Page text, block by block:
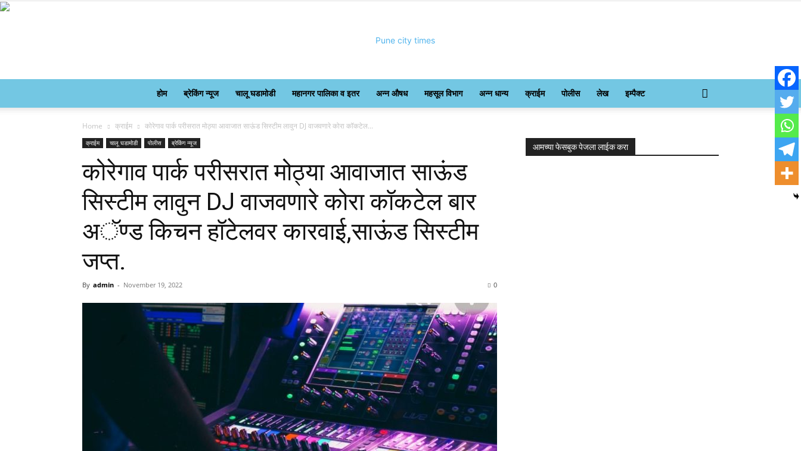
City
होम ब्रेकिंग न्यूज चालू घडामोडी महानगर पालिका व इतर अन्न औषध महसूल विभाग अन्न धान्य क्राईम पोलीस लेख इम्पैक्ट
Home क्राईम कोरेगाव पार्क परीसरात मोठ्या आवाजात साऊंड सिस्टीम लावुन DJ वाजवणारे कोरा कॉकटेल...
क्राईम चालू घडामोडी पोलीस ब्रेकिंग न्यूज
कोरेगाव पार्क परीसरात मोठ्या आवाजात साऊंड
सिस्टीम लावुन DJ वाजवणारे कोरा कॉकटेल बार
अॅण्ड किचन हॉटेलवर कारवाई,साऊंड सिस्टीम
जप्त.
By admin - November 19, 2022 0
आमच्या फेसबुक पेजला लाईक करा